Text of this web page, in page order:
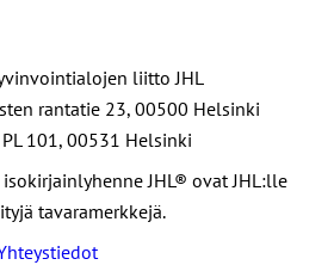
liitto JHL
rantatie 23, 00500 Helsinki
101, 00531 Helsinki
JHL® ovat JHL:lle
tavaramerkkejä.